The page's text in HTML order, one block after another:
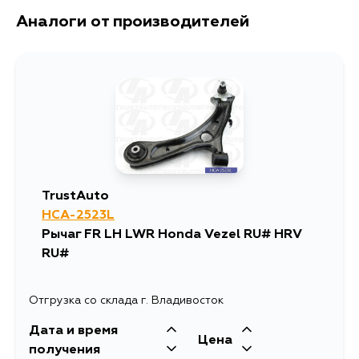
3 сентября 839
Аналоги от производителей
TrustAuto
HCA-2523L
Pычаг FR LH LWR Honda Vezel RU# HRV
RU#
Отгрузка со склада г. Владивосток
Дата и время
получения
Цена